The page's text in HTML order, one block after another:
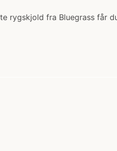
rygskjold fra Bluegrass får